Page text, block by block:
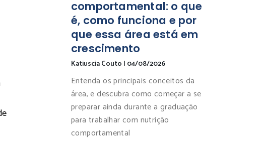
comportamental: o que
é, como funciona e por
que essa área está em
crescimento
Katiuscia Couto | 04/08/2026
Entenda os principais conceitos da
área, e descubra como começar a se
preparar ainda durante a graduação
para trabalhar com nutrição
comportamental